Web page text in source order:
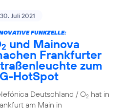
30. Juli 2021
FUNKZELLE:
2 und Mainova
Frankfurter
zum
HotSpot
Deutschland / O2hat in
am Main in